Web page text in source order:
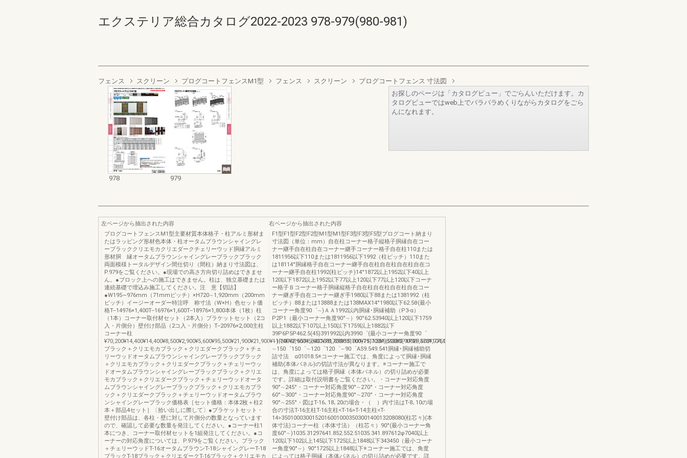
エクステリア総合カタログ2022-2023 978-979(980-981)
フェンス スクリーン プログコートフェンスM1型 フェンス スクリーン プログコートフェンス 寸法図
978 979
お探しのページは「カタログビュー」でごらんいただけます。カ
タログビューではweb上でパラパラめくりながらカタログをごら
んになれます。
左ページから抽出された内容
プログコートフェンスM1型主要材質本体格子・柱アルミ形材ま
たはラッピング形材色本体・柱オータムブラウンシャイングレ
ーブラッククリエモカクリエダークチェリーウッド胴縁アルミ
形材胴 縁オータムブラウンシャイングレーブラックブラック
両面模様トータルデザイン間仕切り（間柱）納まり寸法図は、
P.979をご覧ください。●現場での高さ方向切り詰めはできませ
ん。●ブロック上への施工はできません。柱は、独立基礎または
連続基礎で埋込み施工してください。注 意【切詰】
●W195∼976mm（71mmピッチ）×H720∼1,920mm（200mm
ピッチ）イージーオーダー特注呼 称寸法（W×H）色セット価
格T--14976×1,400T--16976×1,600T--18976×1,800本体（1枚）柱
（1本）コーナー取付材セット（2本入）ブラケットセット（2コ
入・片側分）壁付け部品（2コ入・片側分）T--20976×2,000主柱
コーナー柱
ブラック＋クリエモカブラック＋クリエダークブラック＋チェ
リーウッドオータムブラウンシャイングレーブラックブラック
＋クリエモカブラック＋クリエダークブラック＋チェリーウッ
ドオータムブラウンシャイングレーブラックブラック＋クリエ
モカブラック＋クリエダークブラック＋チェリーウッドオータ
ムブラウンシャイングレーブラックブラック＋クリエモカブラ
ック＋クリエダークブラック＋チェリーウッドオータムブラウ
ンシャイングレーブラック価格表［セット価格：本体2枚＋柱2
本＋部品4セット］〔拾い出しに際して〕●ブラケットセット・
壁付け部品は、各柱・壁に対して片側分の数量となっています
ので、確認して必要な数量を発注してください。●コーナー柱1
本につき、コーナー取付材セットを1組発注してください。●コ
ーナーの対応角度については、P.979をご覧ください。ブラック
＋チェリーウッドT-16オータムブラウンT-18シャイングレーT-18
ブラックT-18ブラック＋クリエダークT-16ブラック＋クリエモカ
右ページから抽出された内容
F1型F1型F2型F2型M1型M1型F3型F3型F5型プログコート納まり
寸法図（単位：mm）自在柱コーナー格子縦格子胴縁自在コー
ナー継手自在柱自在コーナー継手コーナー格子自在柱110または
1811956以下110または1811956以下1992（柱ピッチ）110また
は18114°胴縁格子自在コーナー継手自在柱自在柱自在柱自在コ
ーナー継手自在柱1992(柱ピッチ)14°1872以上1952以下40以上
120以下1872以上1952以下77以上120以下77以上120以下コーナ
ー格子Ｂコーナー格子胴縁縦格子自在柱自在柱自在柱自在コー
ナー継ぎ手自在コーナー継ぎ手1980以下88または1381992（柱
ピッチ）88または13888または138MAX14°1980以下62.5θ(最小
コーナー角度90゜∼)ＡＡ1992以内胴縁･胴縁補助（P3-α）
P2P1（最小コーナー角度90°∼）90°62.53940以上120以下1759
以上1882以下107以上150以下1759以上1882以下
39P6P5P462.5(45)391992以内3990゜(最小コーナー角度90゜
∼)P4P5P6511,8401381,890881001,7911381,84088P1P2P3731,7751811,8461101441,7041811,775110θ180゜
∼150゜150゜∼120゜120゜∼90゜A59.549.541胴縁･胴縁補助切
詰寸法 α01018.5※コーナー施工では、角度によって胴縁･胴縁
補助(本体パネル)の切詰寸法が異なります。※コーナー施工で
は、角度によっては格子胴縁（本体パネル）の切り詰めが必要
です。詳細は取付説明書をご覧ください。・コーナー対応角度
90°∼245°・コーナー対応角度90°∼270°・コーナー対応角度
60°∼300°・コーナー対応角度90°∼270°・コーナー対応角度
90°∼255°・図はT-16､18､20の場合・（ ）内寸法はT-8､10の場
合の寸法T-16主柱T-16主柱<T-16>T-14主柱<T-
14>3501000300152016001000350300140013208080(柱芯々)(本
体寸法)コーナー柱（本体寸法）（柱芯々）90°(最小コーナー角
度60°∼)1035.31297641.852.552.51035.341.897612φ7040以上
120以下102以上145以下1725以上1848以下343450（最小コーナ
ー角度90°∼）90°1725以上1848以下※コーナー施工では、角度
によっては格子胴縁（本体パネル）の切り詰めが必要です。詳